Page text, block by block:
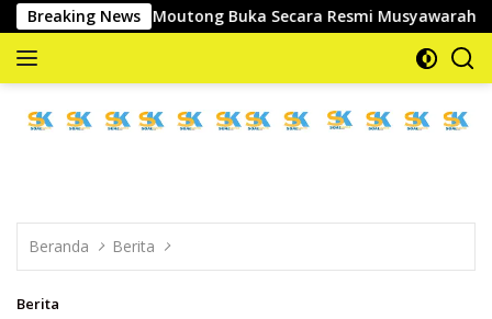
Langsung
ke
konten
Breaking News
Parigi Moutong Buka Secara Resmi Musyawarah Cabang
mengabarkan
Beranda Berita
Berita